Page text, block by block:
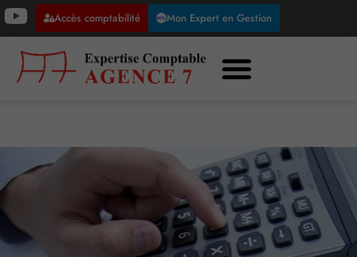
Accès comptabilité Mon Expert en Gestion